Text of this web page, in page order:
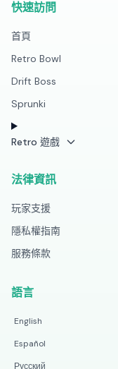
快速訪問
首頁
Retro Bowl
Drift Boss
Sprunki
Retro 遊戲
法律資訊
玩家支援
隱私權指南
服務條款
語言
English
Español
Русский